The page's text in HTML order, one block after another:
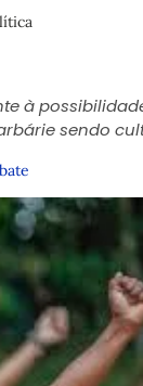
à
sendo